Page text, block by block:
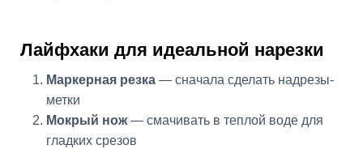
Лайфхаки для идеальной нарезки
Маркерная резка — сначала сделать надрезы-
метки
Мокрый нож— смачивать в теплой воде для
гладких срезов